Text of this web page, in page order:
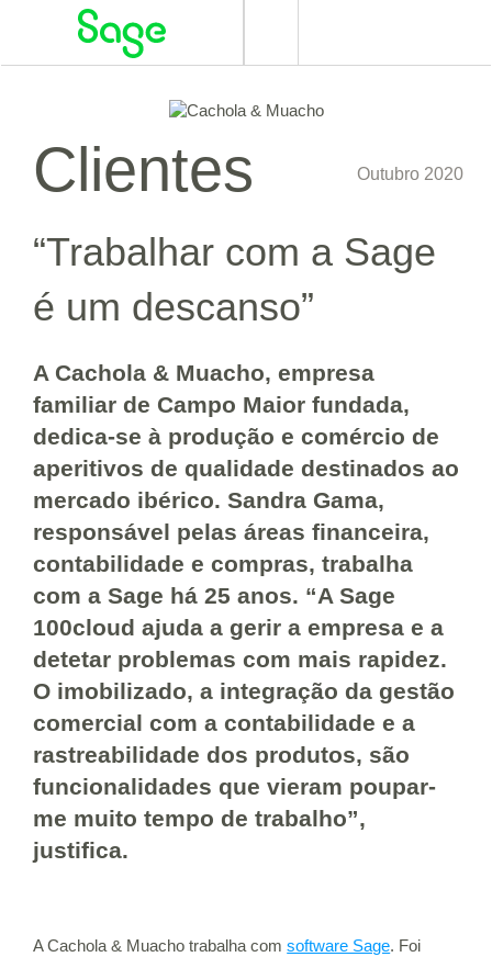
Alternar
navegação
Clientes Outubro 2020
“Trabalhar com a Sage
é um descanso”
A Cachola & Muacho, empresa
familiar de Campo Maior fundada,
dedica-se à produção e comércio de
aperitivos de qualidade destinados ao
mercado ibérico. Sandra Gama,
responsável pelas áreas financeira,
contabilidade e compras, trabalha
com a Sage há 25 anos. “A Sage
100cloud ajuda a gerir a empresa e a
detetar problemas com mais rapidez.
O imobilizado, a integração da gestão
comercial com a contabilidade e a
rastreabilidade dos produtos, são
funcionalidades que vieram poupar-
me muito tempo de trabalho”,
justifica.
A Cachola & Muacho trabalha comsoftware Sage. Foi